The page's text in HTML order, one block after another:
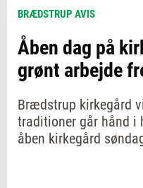
BRÆDSTRUP AVIS
Åben dag på
grønt arbejde
Brædstrup kirkegård
traditioner går hånd i
åben kirkegård